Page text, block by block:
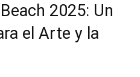
2025: Un
el Arte y la